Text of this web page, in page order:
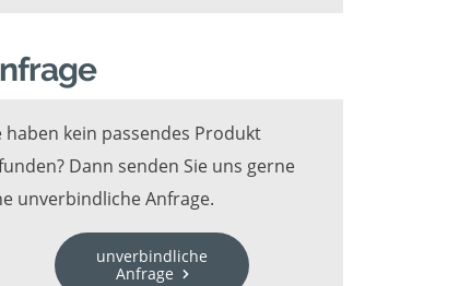
haben kein passendes Produkt
Dann senden Sie uns gerne
unverbindliche Anfrage.
unverbindliche
Anfrage